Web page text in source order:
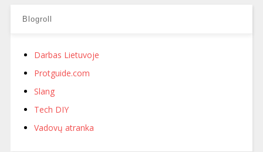
Blogroll
Darbas Lietuvoje
Protguide.com
Slang
Tech DIY
Vadovų atranka